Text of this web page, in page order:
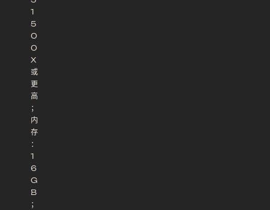
1
5
0
0
X
或
更
高
；
内
存
：
1
6
G
B
；